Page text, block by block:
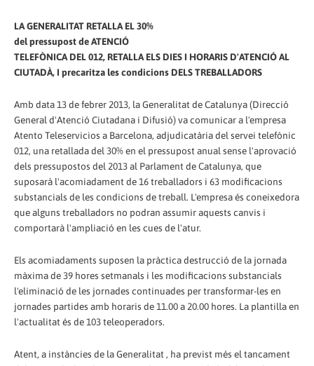
LA GENERALITAT RETALLA EL 30%
del pressupost de ATENCIÓ
TELEFÒNICA DEL 012, RETALLA ELS DIES I HORARIS D'ATENCIÓ AL
CIUTADÀ, I precaritza les condicions DELS TREBALLADORS
Amb data 13 de febrer 2013, la Generalitat de Catalunya (Direcció
General d'Atenció Ciutadana i Difusió) va comunicar a l'empresa
Atento Teleservicios a Barcelona, ​​adjudicatària del servei telefònic
012, una retallada del 30% en el pressupost anual sense l'aprovació
dels pressupostos del 2013 al Parlament de Catalunya, que
suposarà l'acomiadament de 16 treballadors i 63 modificacions
substancials de les condicions de treball. L'empresa és coneixedora
que alguns treballadors no podran assumir aquests canvis i
comportarà l'ampliació en les cues de l'atur.
Els acomiadaments suposen la pràctica destrucció de la jornada
màxima de 39 hores setmanals i les modificacions substancials
l'eliminació de les jornades continuades per transformar-les en
jornades partides amb horaris de 11.00 a 20.00 hores. La plantilla en
l'actualitat és de 103 teleoperadors.
Atent, a instàncies de la Generalitat , ha previst més el tancament